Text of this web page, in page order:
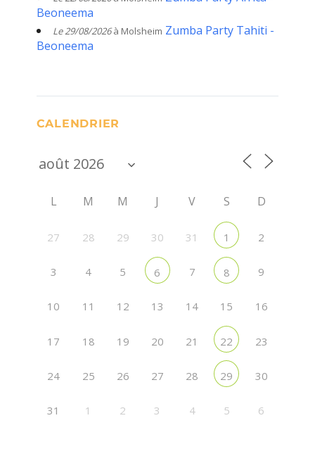
Beoneema
Le 29/08/2026à Molsheim Zumba Party Tahiti -
Beoneema
CALENDRIER
L M M J V S D
27 28 29 30 31 1 2
3 4 5 6 7 8 9
10 11 12 13 14 15 16
17 18 19 20 21 22 23
24 25 26 27 28 29 30
31 1 2 3 4 5 6